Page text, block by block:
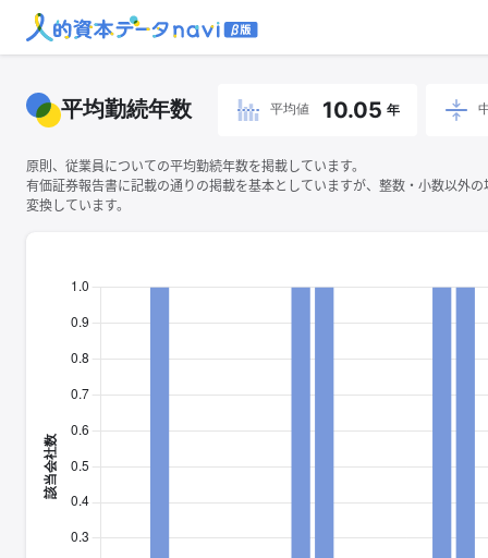
平均勤続年数 平均値 10.05 年
原則、従業員についての平均勤続年数を掲載しています。
有価証券報告書に記載の通りの掲載を基本としていますが、整数・小数以外
変換しています。